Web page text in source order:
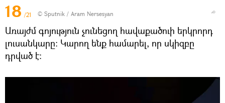
18 /21 © Sputnik / Aram Nersesyan
Առայժմ գոյություն չունեցող հավաքածուի երկրորդ
լուսանկարը։ Կարող ենք համարել, որ սկիզբը
դրված է։